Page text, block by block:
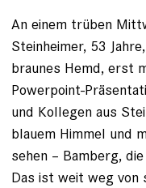
An einem trüben
Steinheimer, 53
braunes Hemd, erst
Powerpoint-
und Kollegen aus
blauem Himmel und
sehen – Bamberg,
Das ist weit weg von